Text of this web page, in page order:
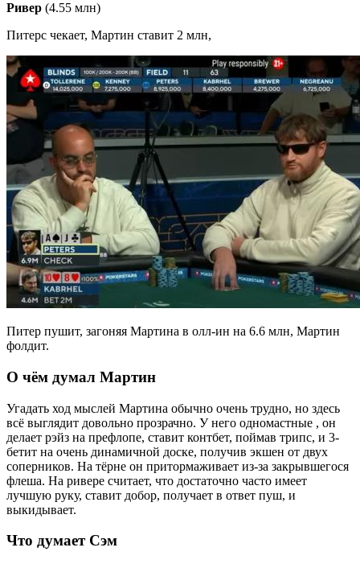
Ривер (4.55 млн)
Питерс чекает, Мартин ставит 2 млн,
Питер пушит, загоняя Мартина в олл-ин на 6.6 млн, Мартин
фолдит.
О чём думал Мартин
Угадать ход мыслей Мартина обычно очень трудно, но здесь
всё выглядит довольно прозрачно. У него одномастные , он
делает рэйз на префлопе, ставит контбет, поймав трипс, и 3-
бетит на очень динамичной доске, получив экшен от двух
соперников. На тёрне он притормаживает из-за закрывшегося
флеша. На ривере считает, что достаточно часто имеет
лучшую руку, ставит добор, получает в ответ пуш, и
выкидывает.
Что думает Сэм